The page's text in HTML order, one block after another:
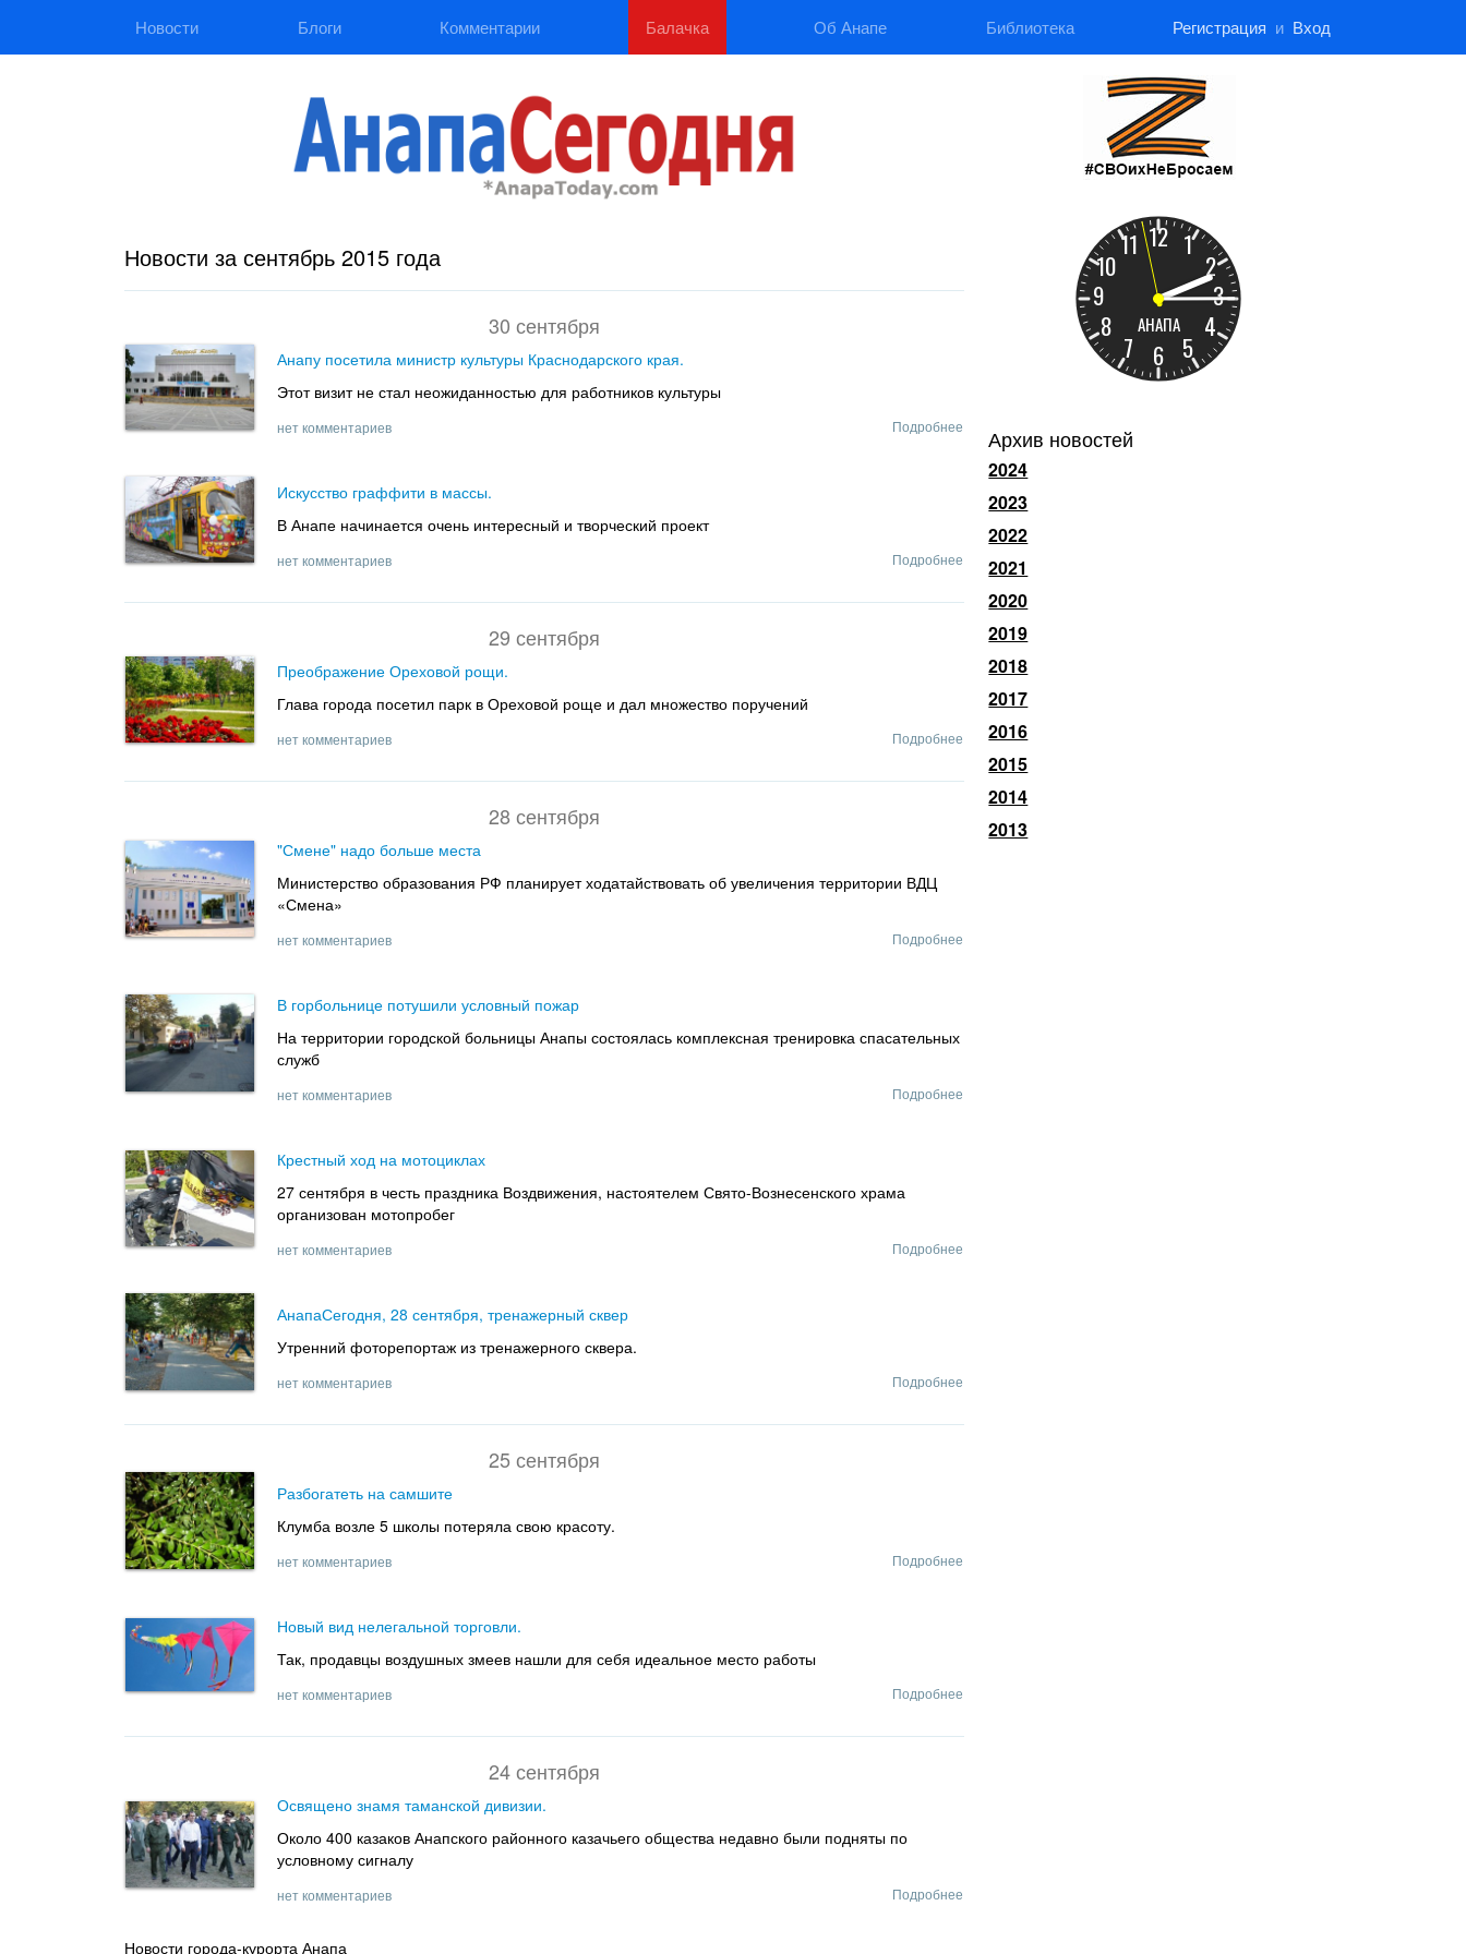
Новости Блоги Комментарии Балачка Об Анапе Библиотека Регистрация и Вход
Новости за сентябрь 2015 года
30 сентября
Анапу посетила министр культуры Краснодарского края.
Этот визит не стал неожиданностью для работников культуры
Подробнее
нет комментариев
Искусство граффити в массы.
В Анапе начинается очень интересный и творческий проект
Подробнее
нет комментариев
29 сентября
Преображение Ореховой рощи.
Глава города посетил парк в Ореховой роще и дал множество поручений
Подробнее
нет комментариев
28 сентября
"Смене" надо больше места
Министерство образования РФ планирует ходатайствовать об увеличения территории ВДЦ
«Смена»
Подробнее
нет комментариев
В горбольнице потушили условный пожар
На территории городской больницы Анапы состоялась комплексная тренировка спасательных
служб
Подробнее
нет комментариев
Крестный ход на мотоциклах
27 сентября в честь праздника Воздвижения, настоятелем Свято-Вознесенского храма
организован мотопробег
Подробнее
нет комментариев
АнапаСегодня, 28 сентября, тренажерный сквер
Утренний фоторепортаж из тренажерного сквера.
Подробнее
нет комментариев
25 сентября
Разбогатеть на самшите
Клумба возле 5 школы потеряла свою красоту.
Подробнее
нет комментариев
Новый вид нелегальной торговли.
Так, продавцы воздушных змеев нашли для себя идеальное место работы
Подробнее
нет комментариев
24 сентября
Освящено знамя таманской дивизии.
Около 400 казаков Анапского районного казачьего общества недавно были подняты по
условному сигналу
Подробнее
нет комментариев
Новости города-курорта Анапа
Архив новостей
2024
2023
2022
2021
2020
2019
2018
2017
2016
2015
2014
2013